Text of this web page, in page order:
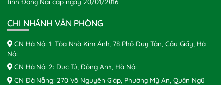
tỉnh Đồng Nai cấp ngày 20/01/2016
CHI NHÁNH VĂN PHÒNG
CN Hà Nội 1: Tòa Nhà Kim Ánh, 78 Phố Duy Tân, Cầu Giấy, Hà
Nội
CN Hà Nội 2: Dục Tú, Đông Anh, Hà Nội
CN Đà Nẵng: 270 Võ Nguyên Giáp, Phường Mỹ An, Quận Ngũ